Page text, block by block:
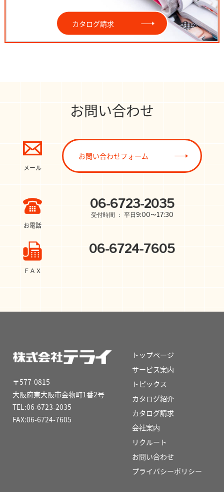
カタログ請求
お問い合わせ
お電話
06-6723-2035
受付時間 ： 平日9:00〜17:30
メール
お問い合わせフォーム
ＦＡＸ
06-6724-7605
〒577-0815
大阪府東大阪市金物町1番2号
TEL:06-6723-2035
FAX:06-6724-7605
トップページ
サービス案内
トピックス
カタログ紹介
カタログ請求
会社案内
リクルート
お問い合わせ
プライバシーポリシー